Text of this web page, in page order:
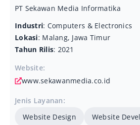
PT Sekawan Media Informatika
Industri: Computers & Electronics
Lokasi: Malang, Jawa Timur
Tahun Rilis: 2021
Website:
www.sekawanmedia.co.id
Jenis Layanan:
Website Design
Website